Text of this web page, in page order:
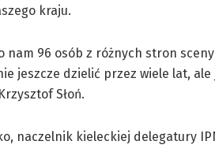
kraju.
nam 96 osób z różnych stron
jeszcze dzielić przez wiele lat,
Słoń.
naczelnik kieleckiej delegatury